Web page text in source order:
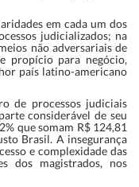
em cada um dos
judicializados; na
não adversariais de
propício para negócio,
país latino-americano
de processos judiciais
considerável de seu
que somam R$ 124,81
Brasil. A insegurança
e complexidade das
dos magistrados, nos